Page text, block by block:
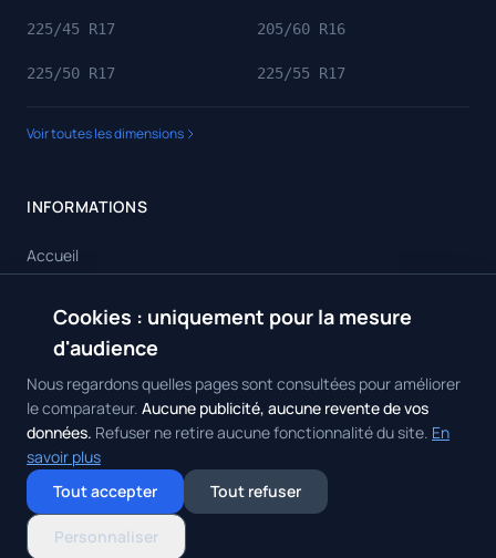
225/45 R17 205/60 R16
225/50 R17 225/55 R17
Voir toutes les dimensions
INFORMATIONS
Accueil
Toutes les marques
Contact
© 2026 Achat Pneus. Tous droits réservés.Mentions Légales
de Confidentialité
Contact
Cookies : uniquement pour la mesure
d'audience
Nous regardons quelles pages sont consultées pour améliorer
le comparateur. Aucune publicité, aucune revente de vos
données. Refuser ne retire aucune fonctionnalité du site. En
savoir plus
Tout accepter
Tout refuser
Personnaliser